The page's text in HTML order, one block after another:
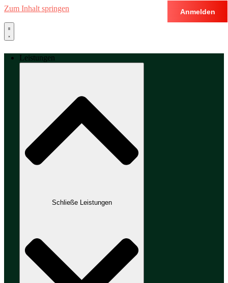
Zum Inhalt springen
Leistungen
Schließe Leistungen
Anmelden